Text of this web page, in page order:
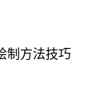
制方法技巧